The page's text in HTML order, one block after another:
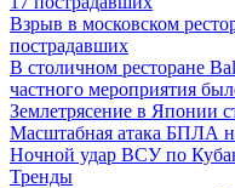
Взрыв в московском
пострадавших
В столичном ресторане
частного мероприятия
Землетрясение в Японии
Масштабная атака БПЛА
Ночной удар ВСУ по
Тренды